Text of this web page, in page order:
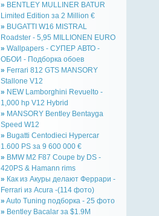
» BENTLEY MULLINER BATUR
Limited Edition за 2 Million €
» BUGATTI W16 MISTRAL
Roadster - 5,95 MILLIONEN EURO
» Wallpapers - СУПЕР АВТО -
ОБОИ - Подборка обоев
» Ferrari 812 GTS MANSORY
Stallone V12
» NEW Lamborghini Revuelto -
1,000 hp V12 Hybrid
» MANSORY Bentley Bentayga
Speed W12
» Bugatti Centodieci Hypercar
1.600 PS за 9 600 000 €
» BMW M2 F87 Coupe by DS -
420PS & Hamann rims
» Как из Акуры делают Феррари -
Ferrari из Acura -(114 фото)
» Auto Tuning подборка - 25 фото
» Bentley Bacalar за $1.9M